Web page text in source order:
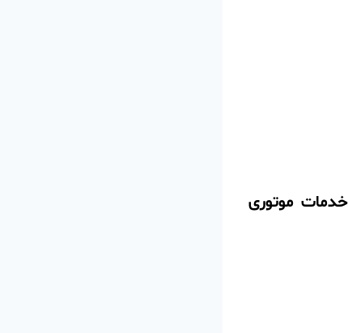
موتوری